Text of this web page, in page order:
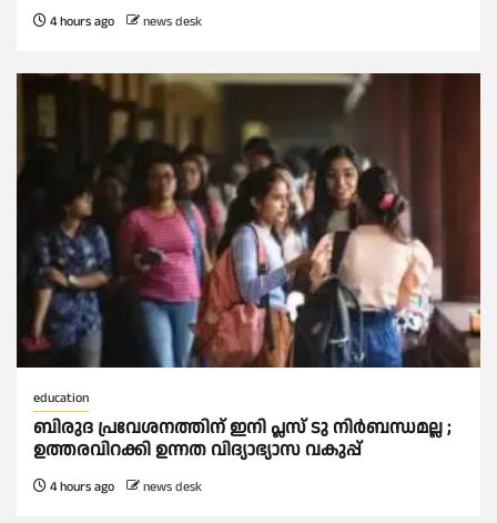
4 hours ago news desk
education
ബിരുദ പ്രവേശനത്തിന് ഇനി പ്ലസ് ടു നിര്‍ബന്ധമല്ല ;
ഉത്തരവിറക്കി ഉന്നത വിദ്യാഭ്യാസ വകുപ്പ്
4 hours ago news desk